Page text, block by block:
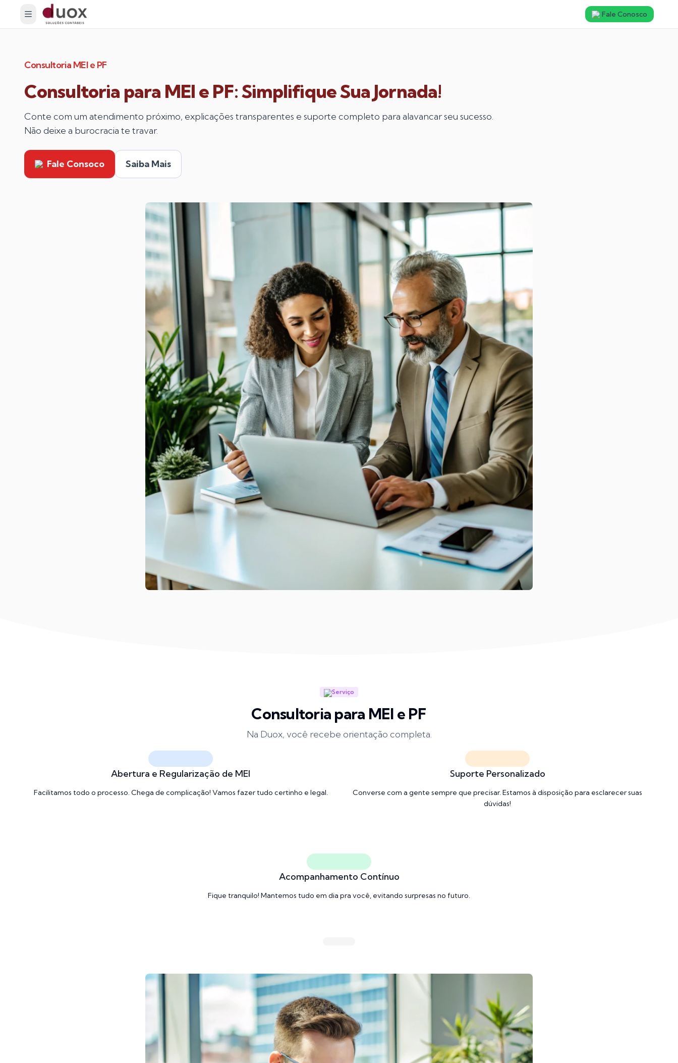
Fale Conosco
Consultoria MEI e PF
Consultoria para MEI e PF: Simplifique Sua Jornada!
Conte com um atendimento próximo, explicações transparentes e suporte completo para alavancar seu sucesso.
Não deixe a burocracia te travar.
Fale Consoco Saiba Mais
Serviço
Consultoria para MEI e PF
Na Duox, você recebe orientação completa.
Abertura e Regularização de MEI
Facilitamos todo o processo. Chega de complicação! Vamos fazer tudo certinho e legal.
Suporte Personalizado
Converse com a gente sempre que precisar. Estamos à disposição para esclarecer suas
dúvidas!
Acompanhamento Contínuo
Fique tranquilo! Mantemos tudo em dia pra você, evitando surpresas no futuro.